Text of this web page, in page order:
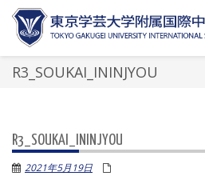
R3_SOUKAI_ININJYOU
R3_SOUKAI_ININJYOU
2021年5月19日